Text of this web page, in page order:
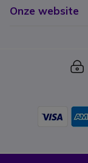
Onze website